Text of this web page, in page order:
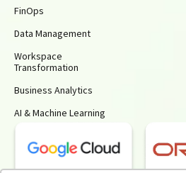
FinOps
Data Management
Workspace
Transformation
Business Analytics
AI & Machine Learning